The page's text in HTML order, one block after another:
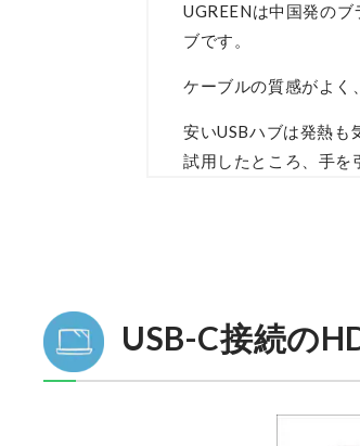
UGREENは中国発の
ブです。
ケーブルの質感がよく
安いUSBハブは発熱
試用したところ、手を
USB-C接続の